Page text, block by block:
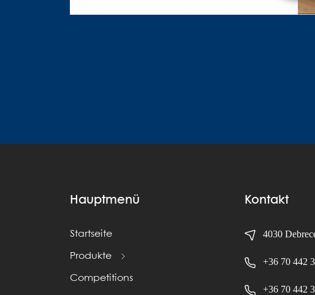
Hauptmenü
Startseite
Produkte
Competitions
Kontakt
4030
+36 70 442
+36 70 442